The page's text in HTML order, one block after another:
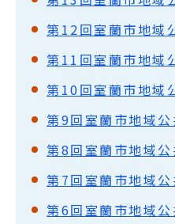
第12回室蘭市地域
第11回室蘭市地域
第10回室蘭市地域
第9回室蘭市地域
第8回室蘭市地域
第7回室蘭市地域
第6回室蘭市地域